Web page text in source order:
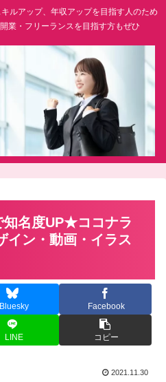
ルアップ、年収アップを目指す人のため
業・フリーランスを目指す方もぜひ
知名度UP★ココナラ
イン・動画・イラス
Bluesky Facebook
LINE コピー
2021.11.30